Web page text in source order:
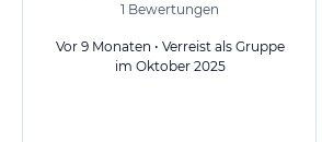
1 Bewertungen
Vor 9 Monaten • Verreist als Gruppe
im Oktober 2025